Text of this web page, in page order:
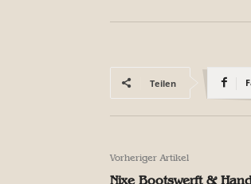
Teilen
Vorheriger Artikel
Nixe Bootswerft &